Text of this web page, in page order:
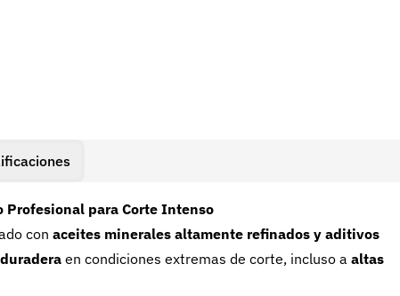
Profesional para Corte Intenso
con aceites minerales altamente refinados y aditivos
en condiciones extremas de corte, incluso a altas